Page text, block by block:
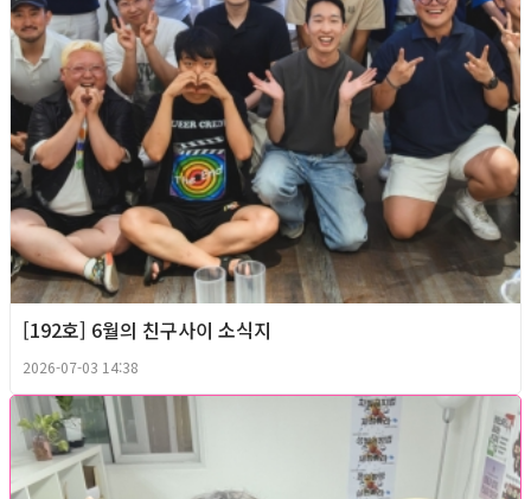
[192호] 6월의 친구사이 소식지
2026-07-03 14:38